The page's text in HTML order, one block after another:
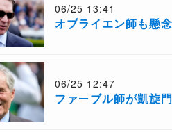
06/25 13:41
オブライエン師も懸
06/25 12:47
ファーブル師が凱旋